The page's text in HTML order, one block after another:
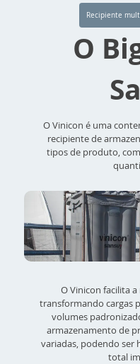
Recipiente
O
O Vinicon é uma
recipiente de
tipos de produto,
O Vinicon facilita
transformando cargas
volumes
armazenamento de
variadas, podendo ser
total